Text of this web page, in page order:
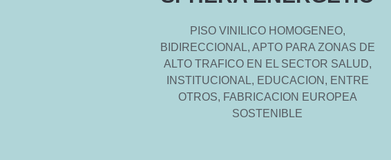
PISO VINILICO HOMOGENEO,
BIDIRECCIONAL, APTO PARA ZONAS DE
ALTO TRAFICO EN EL SECTOR SALUD,
INSTITUCIONAL, EDUCACION, ENTRE
OTROS, FABRICACION EUROPEA
SOSTENIBLE